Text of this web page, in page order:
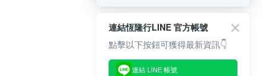
連結恆隆行LINE 官方帳號
點擊以下按鈕可獲得最新資訊👇
連結 LINE 帳號